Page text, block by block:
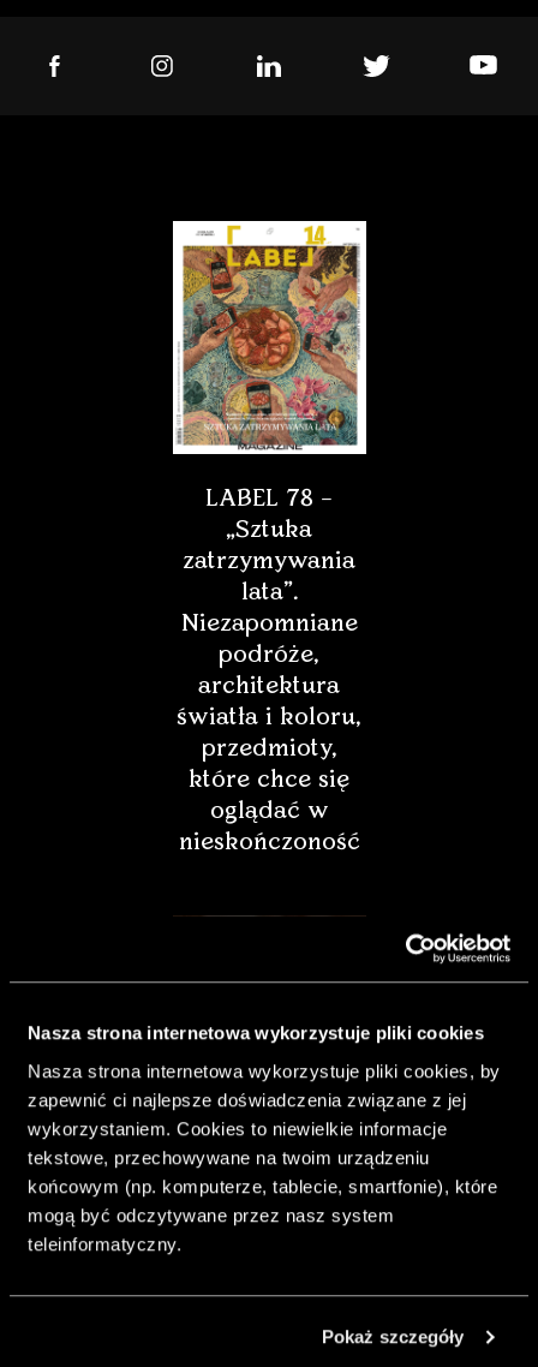
Nasza strona internetowa wykorzystuje pliki cookies
Nasza strona internetowa wykorzystuje pliki cookies, by
zapewnić ci najlepsze doświadczenia związane z jej
wykorzystaniem. Cookies to niewielkie informacje
tekstowe, przechowywane na twoim urządzeniu
końcowym (np. komputerze, tablecie, smartfonie), które
mogą być odczytywane przez nasz system
teleinformatyczny.
Pokaż szczegóły
LABEL 78 –
„Sztuka
zatrzymywania
lata”.
Niezapomniane
podróże,
architektura
światła i koloru,
przedmioty,
które chce się
oglądać w
nieskończoność
& Living 40.
„Dom bardziej
Twój. Odważ się
urządzić go